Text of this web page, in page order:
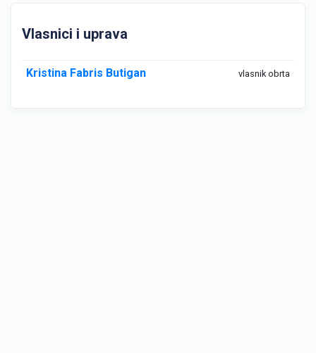
Vlasnici i uprava
Kristina Fabris Butigan vlasnik obrta